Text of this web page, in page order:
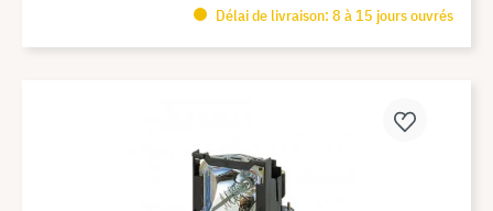
Délai de livraison: 8 à 15 jours ouvrés